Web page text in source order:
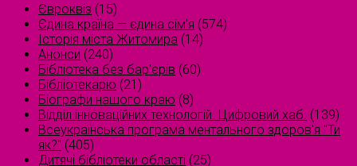
Євроквіз (15)
Єдина країна — єдина сім’я (574)
Історія міста Житомира (14)
Анонси (240)
Бібліотека без бар'єрів (60)
Бібліотекарю (21)
Біографи нашого краю (8)
Відділ інноваційних технологій. Цифровий хаб. (139)
Всеукраїнська програма ментального здоров'я "Ти
як?" (405)
Дитячі бібліотеки області (25)